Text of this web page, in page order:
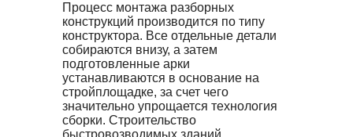
Процесс монтажа разборных
конструкций производится по типу
конструктора. Все отдельные детали
собираются внизу, а затем
подготовленные арки
устанавливаются в основание на
стройплощадке, за счет чего
значительно упрощается технология
сборки. Строительство